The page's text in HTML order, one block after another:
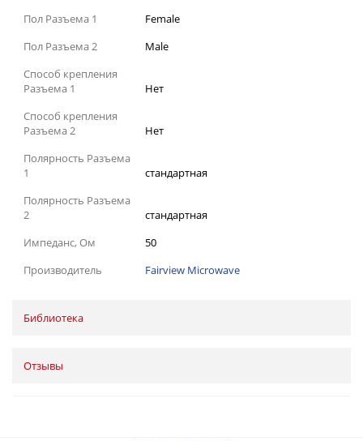
Пол Разъема 1
Female
Пол Разъема 2
Male
Способ крепления
Разъема 1
Нет
Способ крепления
Разъема 2
Нет
Полярность Разъема
1
стандартная
Полярность Разъема
2
стандартная
Импеданс, Ом
50
Производитель
Fairview Microwave
Библиотека
Отзывы